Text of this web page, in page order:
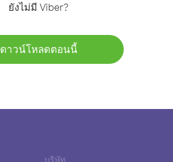
ยังไม่มี Viber?
ดาวน์โหลดตอนนี้
บริษัท